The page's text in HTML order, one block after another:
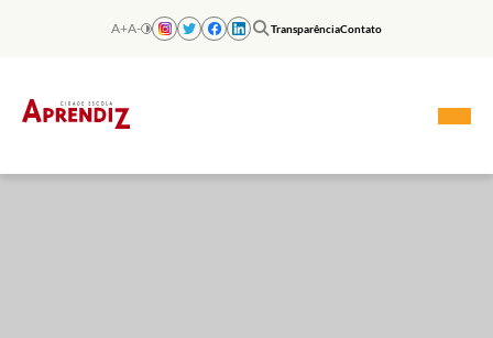
A+A- TransparênciaContato